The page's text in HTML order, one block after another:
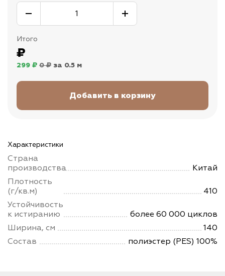
Итого
₽
299 ₽ 0 ₽ за 0.5 м
Характеристики
Страна
производства
Китай
Плотность
(г/кв.м)
410
Устойчивость
к истиранию
более 60 000 циклов
Ширина, см
140
Состав
полиэстер (PES) 100%